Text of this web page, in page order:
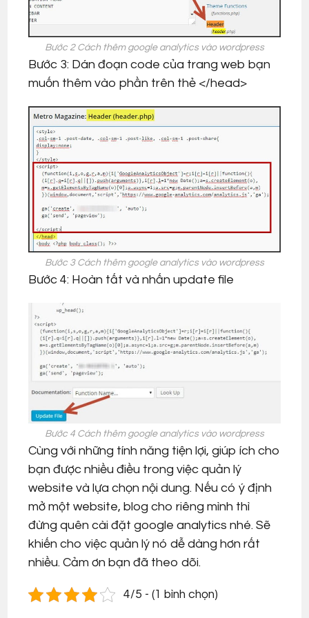
Bước 2 Cách thêm google analytics vào wordpress
Bước 3: Dán đoạn code của trang web bạn
muốn thêm vào phần trên thẻ </head>
Bước 3 Cách thêm google analytics vào wordpress
Bước 4: Hoàn tất và nhấn update file
Bước 4 Cách thêm google analytics vào wordpress
Cùng với những tính năng tiện lợi, giúp ích cho
bạn được nhiều điều trong việc quản lý
website và lựa chọn nội dung. Nếu có ý định
mở một website, blog cho riêng mình thì
đừng quên cài đặt google analytics nhé. Sẽ
khiến cho việc quản lý nó dễ dàng hơn rất
nhiều. Cảm ơn bạn đã theo dõi.
4/5 - (1 bình chọn)